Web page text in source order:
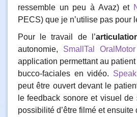
ressemble un peu à Avaz) et
PECS) que je n’utilise pas pour
Pour le travail de l’
autonomie, SmallTal
application permettant au
bucco-faciales en vidéo.
peut être ouvert devant le
le feedback sonore et visuel
possibilité d’être filmé et ensuite